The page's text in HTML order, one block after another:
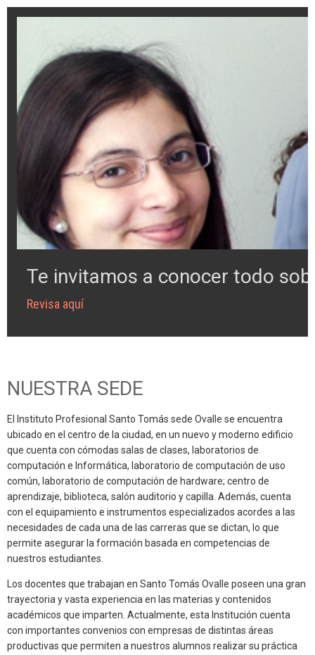
Te invitamos a conocer todo
Revisa aquí
NUESTRA SEDE
El Instituto Profesional Santo Tomás sede Ovalle se encuentra
ubicado en el centro de la ciudad, en un nuevo y moderno edificio
que cuenta con cómodas salas de clases, laboratorios de
computación e Informática, laboratorio de computación de uso
común, laboratorio de computación de hardware; centro de
aprendizaje, biblioteca, salón auditorio y capilla. Además, cuenta
con el equipamiento e instrumentos especializados acordes a las
necesidades de cada una de las carreras que se dictan, lo que
permite asegurar la formación basada en competencias de
nuestros estudiantes.
Los docentes que trabajan en Santo Tomás Ovalle poseen una gran
trayectoria y vasta experiencia en las materias y contenidos
académicos que imparten. Actualmente, esta Institución cuenta
con importantes convenios con empresas de distintas áreas
productivas que permiten a nuestros alumnos realizar su práctica